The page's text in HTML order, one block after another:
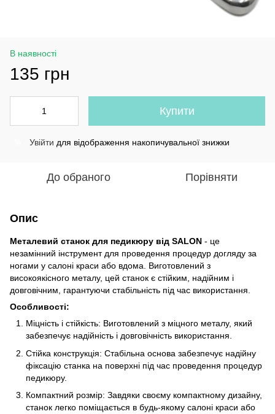
В наявності
135 грн
Купити
Увійти для відображення накопичувальної знижки
До обраного Порівняти
Опис
Металевий станок для педикюру від SALON - це
незамінний інструмент для проведення процедур догляду за
ногами у салоні краси або вдома. Виготовлений з
високоякісного металу, цей станок є стійким, надійним і
довговічним, гарантуючи стабільність під час використання.
Особливості:
Міцність і стійкість: Виготовлений з міцного металу, який
забезпечує надійність і довговічність використання.
Стійка конструкція: Стабільна основа забезпечує надійну
фіксацію станка на поверхні під час проведення процедур
педикюру.
Компактний розмір: Завдяки своєму компактному дизайну,
станок легко поміщається в будь-якому салоні краси або